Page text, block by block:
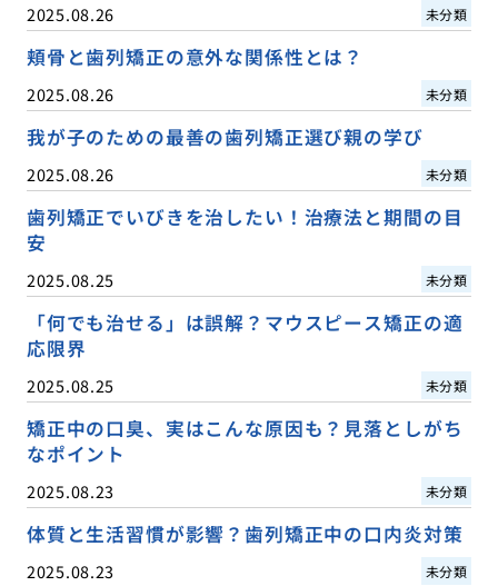
2025.08.26 未分類
頬骨と歯列矯正の意外な関係性とは？
2025.08.26 未分類
我が子のための最善の歯列矯正選び親の学び
2025.08.26 未分類
歯列矯正でいびきを治したい！治療法と期間の目
安
2025.08.25 未分類
「何でも治せる」は誤解？マウスピース矯正の適
応限界
2025.08.25 未分類
矯正中の口臭、実はこんな原因も？見落としがち
なポイント
2025.08.23 未分類
体質と生活習慣が影響？歯列矯正中の口内炎対策
2025.08.23 未分類